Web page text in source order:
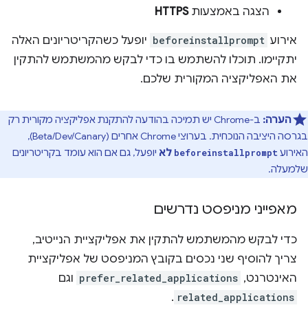
הצגה באמצעותHTTPS
אירוע beforeinstallprompt יופעל כשהקריטריונים האלה
יתקיימו. תוכלו להשתמש בו כדי לבקש מהמשתמש להתקין
את האפליקציה המקורית שלכם.
הערה:
ב-Chrome יש תמיכה בהודעה להתקנת אפליקציה מקורית רק
בגרסה היציבה הנוכחית. בערוצי Chrome אחרים (Beta/Dev/Canary),
האירוע beforeinstallprompt לא יופעל, גם אם הוא עומד בקריטריונים
שלמעלה.
מאפייני מניפסט נדרשים
כדי לבקש מהמשתמש להתקין את אפליקציית הנייטיב,
צריך להוסיף שני נכסים בקובץ המניפסט של אפליקציית
האינטרנט, prefer_related_applications וגם
related_applications
.